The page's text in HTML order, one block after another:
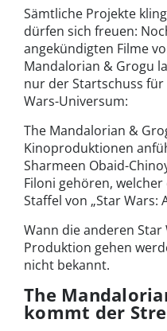
Sämtliche Projekte
dürfen sich freuen:
angekündigten Filme
Mandalorian & Grogu
nur der Startschuss
Wars-Universum:
The Mandalorian &
Kinoproduktionen
Sharmeen Obaid-
Filoni gehören,
Staffel von „Star Wars:
Wann die anderen
Produktion gehen
nicht bekannt.
The
kommt der